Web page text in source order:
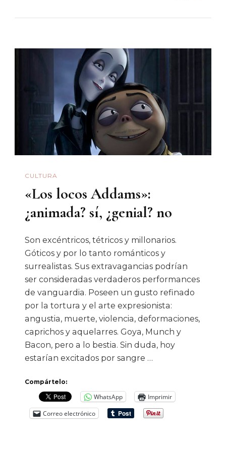
CULTURA
«Los locos Addams»:
¿animada? sí, ¿genial? no
Son excéntricos, tétricos y millonarios.
Góticos y por lo tanto románticos y
surrealistas. Sus extravagancias podrían
ser consideradas verdaderos performances
de vanguardia. Poseen un gusto refinado
por la tortura y el arte expresionista:
angustia, muerte, violencia, deformaciones,
caprichos y aquelarres. Goya, Munch y
Bacon, pero a lo bestia. Sin duda, hoy
estarían excitados por sangre …
Compártelo:
WhatsApp
Imprimir
Correo electrónico